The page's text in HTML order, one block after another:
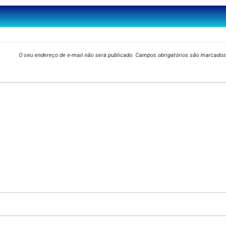
O seu endereço de e-mail não será publicado. Campos obrigatórios são